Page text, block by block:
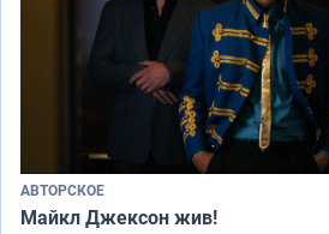
АВТОРСКОЕ
Майкл Джексон жив!